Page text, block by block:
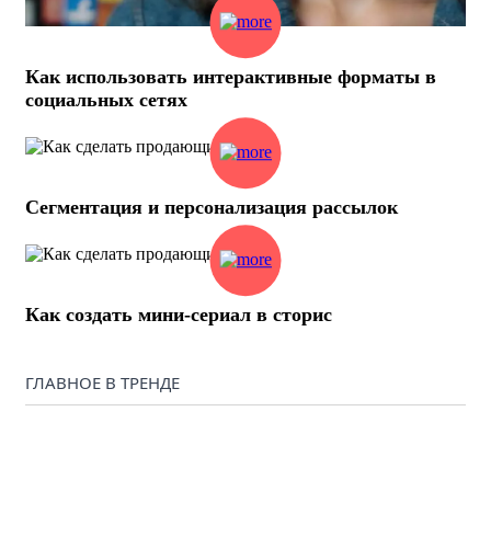
Как использовать интерактивные форматы в
социальных сетях
Сегментация и персонализация рассылок
Как создать мини-сериал в сторис
ГЛАВНОЕ В ТРЕНДЕ